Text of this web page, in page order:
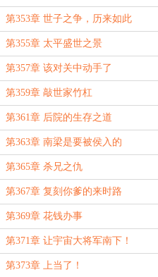
第353章 世子之争，历来如此
第355章 太平盛世之景
第357章 该对关中动手了
第359章 敲世家竹杠
第361章 后院的生存之道
第363章 南梁是要被侯入的
第365章 杀兄之仇
第367章 复刻你爹的来时路
第369章 花钱办事
第371章 让宇宙大将军南下！
第373章 上当了！